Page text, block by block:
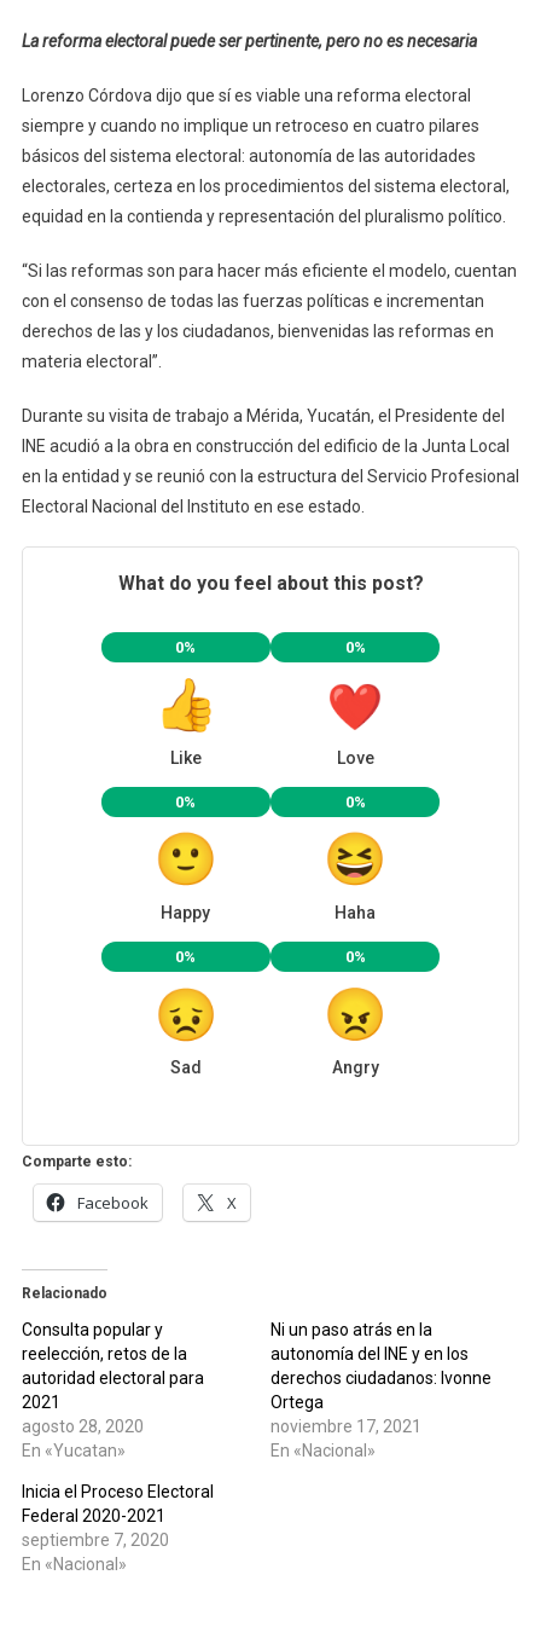
La reforma electoral puede ser pertinente, pero no es necesaria
Lorenzo Córdova dijo que sí es viable una reforma electoral
siempre y cuando no implique un retroceso en cuatro pilares
básicos del sistema electoral: autonomía de las autoridades
electorales, certeza en los procedimientos del sistema electoral,
equidad en la contienda y representación del pluralismo político.
“Si las reformas son para hacer más eficiente el modelo, cuentan
con el consenso de todas las fuerzas políticas e incrementan
derechos de las y los ciudadanos, bienvenidas las reformas en
materia electoral”.
Durante su visita de trabajo a Mérida, Yucatán, el Presidente del
INE acudió a la obra en construcción del edificio de la Junta Local
en la entidad y se reunió con la estructura del Servicio Profesional
Electoral Nacional del Instituto en ese estado.
What do you feel about this post?
0%
Like
0%
Love
0%
Happy
0%
Haha
0%
Sad
0%
Angry
Comparte esto:
Facebook X
Relacionado
Consulta popular y
reelección, retos de la
autoridad electoral para
2021
agosto 28, 2020
En «Yucatan»
Ni un paso atrás en la
autonomía del INE y en los
derechos ciudadanos: Ivonne
Ortega
noviembre 17, 2021
En «Nacional»
Inicia el Proceso Electoral
Federal 2020-2021
septiembre 7, 2020
En «Nacional»